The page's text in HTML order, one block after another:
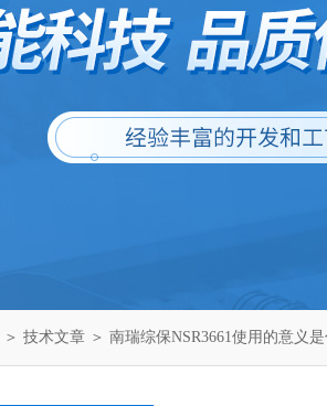
＞ 技术文章 ＞ 南瑞综保NSR3661使用的意义